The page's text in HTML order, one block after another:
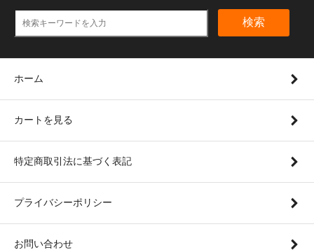
検索
ホーム
カートを見る
特定商取引法に基づく表記
プライバシーポリシー
お問い合わせ